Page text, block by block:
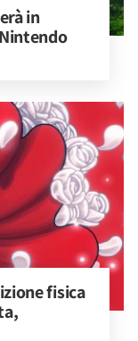
in
fisica